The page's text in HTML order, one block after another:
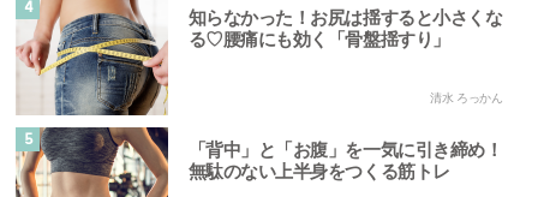
4
知らなかった！お尻は揺すると小さくな
る♡腰痛にも効く「骨盤揺すり」
清水 ろっかん
5
「背中」と「お腹」を一気に引き締め！
無駄のない上半身をつくる筋トレ